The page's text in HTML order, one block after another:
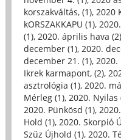
korszakváltás, (1), 2020
kORSZAKKAPU (1),
(1), 2020. április hava (2)
december (1), 2020.
december 21. (1), 2020.
Ikrek karmapont, (2),
asztrológia (1), 2020.
Mérleg (1), 2020. Nyilas
2020. Pünkösd (1),
Hold (1), 2020. Skorpió
Szűz Újhold (1), 2020.